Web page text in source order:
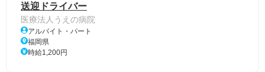
送迎ドライバー
医療法人うえの病院
アルバイト・パート
福岡県
時給1,200円